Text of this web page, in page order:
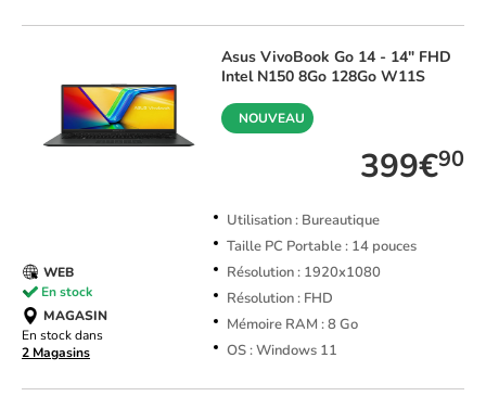
Asus VivoBook Go 14 - 14" FHD
Intel N150 8Go 128Go W11S
NOUVEAU
399€90
Utilisation : Bureautique
Taille PC Portable : 14 pouces
Résolution : 1920x1080
Résolution : FHD
Mémoire RAM : 8 Go
OS : Windows 11
WEB
En stock
MAGASIN
En stock dans
2 Magasins